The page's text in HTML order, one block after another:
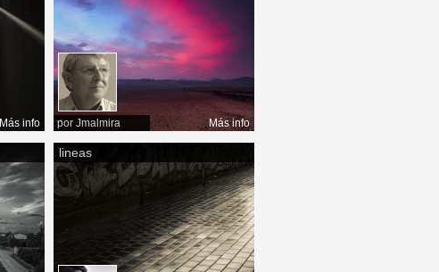
Más info por Jmalmira Más info
lineas